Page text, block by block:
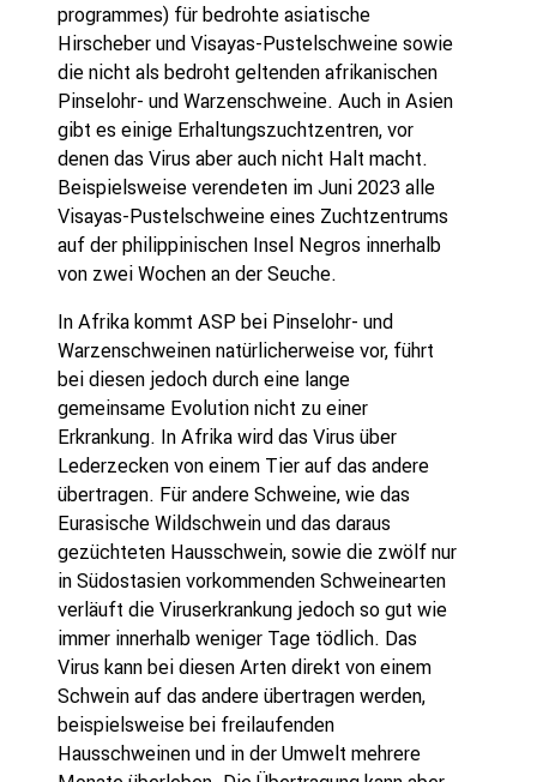
programmes) für bedrohte asiatische
Hirscheber und Visayas-Pustelschweine sowie
die nicht als bedroht geltenden afrikanischen
Pinselohr- und Warzenschweine. Auch in Asien
gibt es einige Erhaltungszuchtzentren, vor
denen das Virus aber auch nicht Halt macht.
Beispielsweise verendeten im Juni 2023 alle
Visayas-Pustelschweine eines Zuchtzentrums
auf der philippinischen Insel Negros innerhalb
von zwei Wochen an der Seuche.
In Afrika kommt ASP bei Pinselohr- und
Warzenschweinen natürlicherweise vor, führt
bei diesen jedoch durch eine lange
gemeinsame Evolution nicht zu einer
Erkrankung. In Afrika wird das Virus über
Lederzecken von einem Tier auf das andere
übertragen. Für andere Schweine, wie das
Eurasische Wildschwein und das daraus
gezüchteten Hausschwein, sowie die zwölf nur
in Südostasien vorkommenden Schweinearten
verläuft die Viruserkrankung jedoch so gut wie
immer innerhalb weniger Tage tödlich. Das
Virus kann bei diesen Arten direkt von einem
Schwein auf das andere übertragen werden,
beispielsweise bei freilaufenden
Hausschweinen und in der Umwelt mehrere